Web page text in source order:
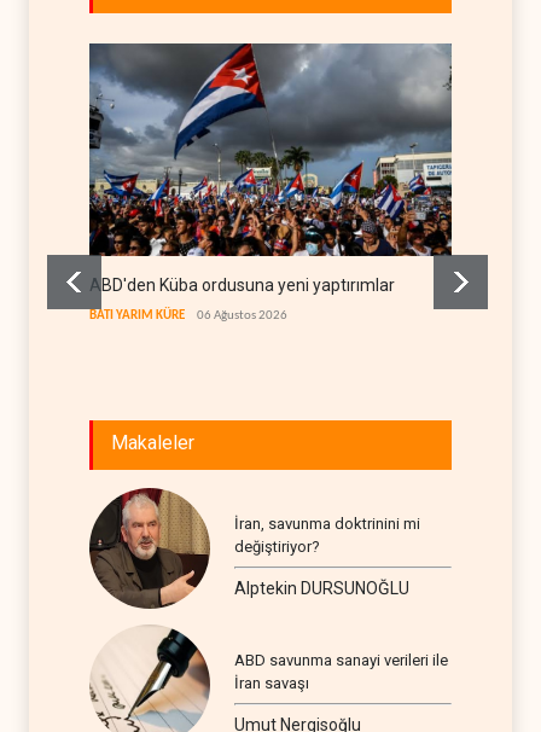
ABD'den Küba ordusuna yeni yaptırımlar
BATI YARIM KÜRE 06 Ağustos 2026
Makaleler
İran, savunma doktrinini mi
değiştiriyor?
Alptekin DURSUNOĞLU
ABD savunma sanayi verileri ile
İran savaşı
Umut Nergisoğlu